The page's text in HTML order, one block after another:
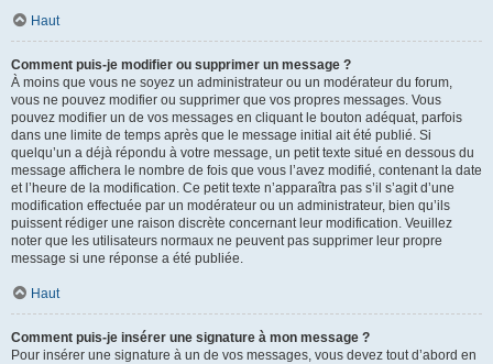
Haut
Comment puis-je modifier ou supprimer un message ?
À moins que vous ne soyez un administrateur ou un modérateur du forum,
vous ne pouvez modifier ou supprimer que vos propres messages. Vous
pouvez modifier un de vos messages en cliquant le bouton adéquat, parfois
dans une limite de temps après que le message initial ait été publié. Si
quelqu’un a déjà répondu à votre message, un petit texte situé en dessous du
message affichera le nombre de fois que vous l’avez modifié, contenant la date
et l’heure de la modification. Ce petit texte n’apparaîtra pas s’il s’agit d’une
modification effectuée par un modérateur ou un administrateur, bien qu’ils
puissent rédiger une raison discrète concernant leur modification. Veuillez
noter que les utilisateurs normaux ne peuvent pas supprimer leur propre
message si une réponse a été publiée.
Haut
Comment puis-je insérer une signature à mon message ?
Pour insérer une signature à un de vos messages, vous devez tout d’abord en